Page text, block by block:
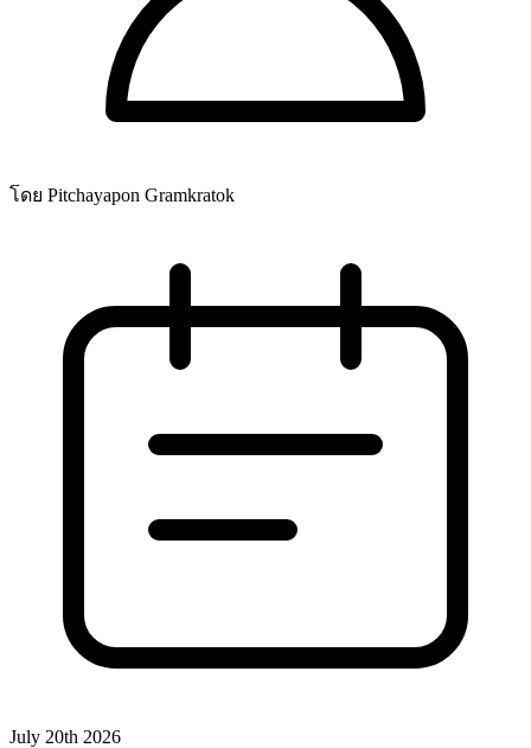
โดย Pitchayapon Gramkratok
July 20th 2026